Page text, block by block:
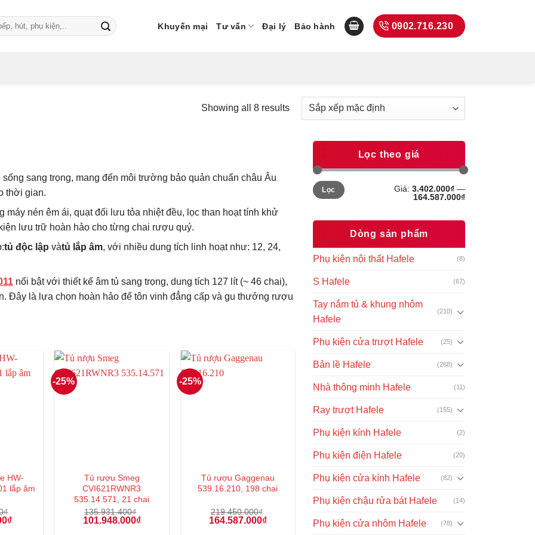
Khuyến mại Tư vấn Đại lý Bảo hành 0902.716.230
Showing all 8 results
sang trọng, mang đến môi trường bảo quản chuẩn châu Âu
thời gian.
máy nén êm ái, quạt đối lưu tỏa nhiệt đều, lọc than hoạt tính khử
lưu trữ hoàn hảo cho từng chai rượu quý.
tủ độc lập vàtủ lắp âm, với nhiều dung tích linh hoạt như: 12, 24,
nổi bật với thiết kế âm tủ sang trọng, dung tích 127 lít (~ 46 chai),
Đây là lựa chọn hoàn hảo để tôn vinh đẳng cấp và gu thưởng rượu
HW-
lắp âm
₫
₫Giá
-25%
Tủ rượu Smeg
CVI621RWNR3
535.14.571, 21 chai
135.931.400₫
Giá
101.948.000₫Giá
-25%
Tủ rượu Gaggenau
539.16.210, 198 chai
219.450.000₫
Giá
164.587.000₫Giá
Lọc theo giá
Giá
tối
thiểu
Giá
tối
đa
Lọc Giá: 3.402.000₫ —
164.587.000₫
Dòng sản phẩm
Phụ kiện nội thất Hafele (8)
S Hafele (67)
Tay nắm tủ & khung nhôm
Hafele
(210)
Phụ kiện cửa trượt Hafele (25)
Bản lề Hafele (268)
Nhà thông minh Hafele (11)
Ray trượt Hafele (155)
Phụ kiện kính Hafele (2)
Phụ kiện điện Hafele (20)
Phụ kiện cửa kính Hafele (82)
Phụ kiện chậu rửa bát Hafele (14)
Phụ kiện cửa nhôm Hafele (78)